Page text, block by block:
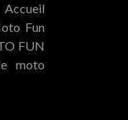
Fun
FUN
moto